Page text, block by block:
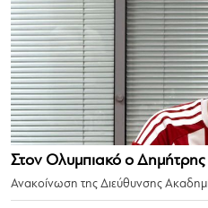
Στον Ολυμπιακό ο Δημήτρης
Ανακοίνωση της Διεύθυνσης